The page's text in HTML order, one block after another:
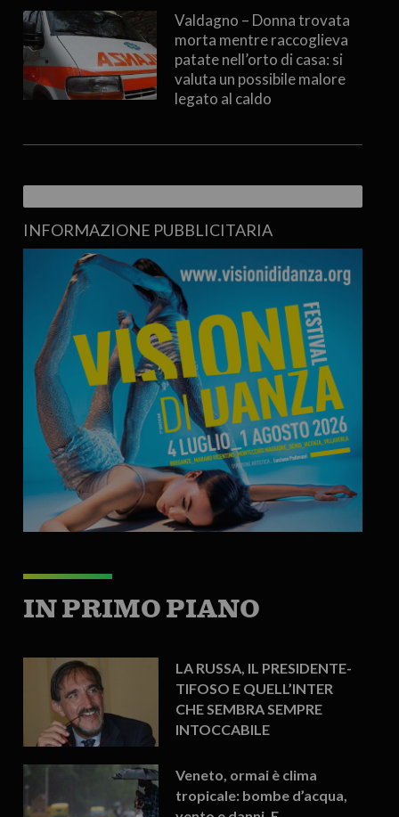
Valdagno – Donna trovata
morta mentre raccoglieva
patate nell’orto di casa: si
valuta un possibile malore
legato al caldo
INFORMAZIONE PUBBLICITARIA
IN PRIMO PIANO
LA RUSSA, IL PRESIDENTE-
TIFOSO E QUELL’INTER
CHE SEMBRA SEMPRE
INTOCCABILE
Veneto, ormai è clima
tropicale: bombe d’acqua,